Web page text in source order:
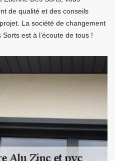
de qualité et des conseils
La société de changement
est à l’écoute de tous !